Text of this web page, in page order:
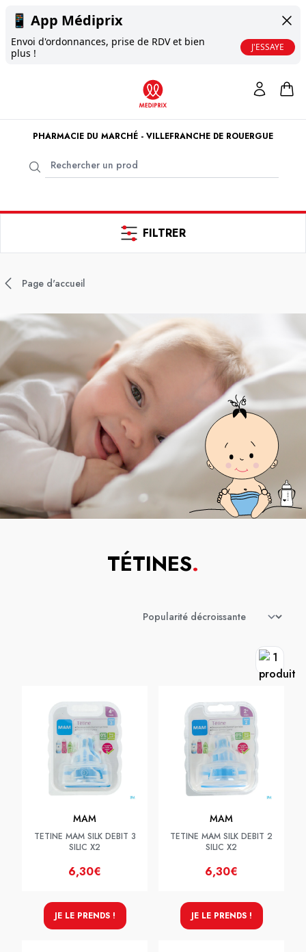
📱 App Médiprix
Envoi d'ordonnances, prise de RDV et bien
plus !
J'ESSAYE
PHARMACIE DU MARCHÉ - VILLEFRANCHE DE ROUERGUE
FILTRER
Page d'accueil
TÉTINES.
MAM
TETINE MAM SILK DEBIT 3
SILIC X2
6,30€
JE LE PRENDS !
MAM
TETINE MAM SILK DEBIT 2
SILIC X2
6,30€
JE LE PRENDS !